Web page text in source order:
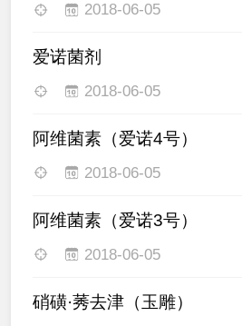
2018-06-05
爱诺菌剂
2018-06-05
阿维菌素（爱诺4号）
2018-06-05
阿维菌素（爱诺3号）
2018-06-05
硝磺·莠去津（玉雕）